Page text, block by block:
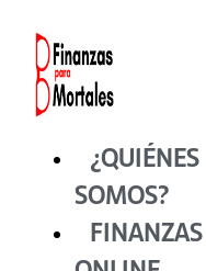
contenido
¿QUIÉNES
SOMOS?
FINANZAS